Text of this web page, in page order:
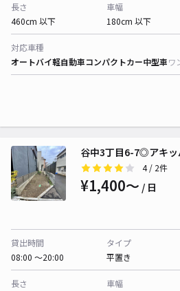
長さ
460cm 以下
車幅
180cm 以下
対応車種
オートバイ軽自動車コンパクトカー中型車ワ
谷中3丁目6-7◎アキッ
4/ 2件
¥1,400〜 / 日
貸出時間
08:00 〜20:00
タイプ
平置き
長さ
車幅